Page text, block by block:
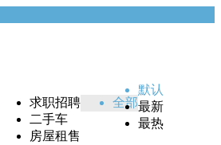
求职招聘
二手车
房屋租售
全部
默认
最新
最热